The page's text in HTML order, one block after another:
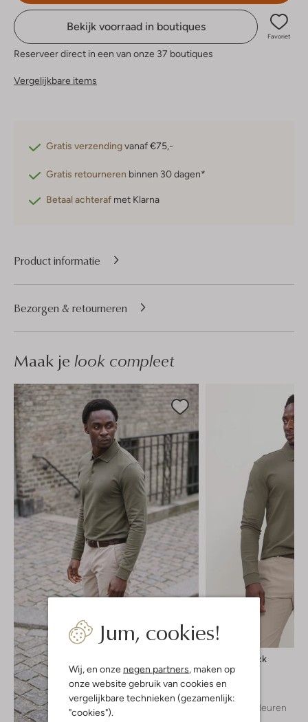
Jum, cookies!
Wij, en onze negen partners, maken op
onze website gebruik van cookies en
vergelijkbare technieken (gezamenlijk:
"cookies").
Bekijk voorraad in boutiques
Favoriet
Reserveer direct in een van onze 37 boutiques
Vergelijkbare items
Gratis verzendingvanaf €75,-
Gratis retourneren binnen 30 dagen*
Betaal achteraf met Klarna
Product informatie
Bezorgen & retourneren
Maak je look compleet
Ontdek de look
Boss Black
Polo
€ 129,99
+ meer kleuren